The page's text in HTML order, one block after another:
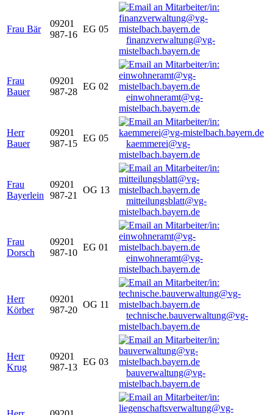
Frau Bär
09201
987-16
EG 05
finanzverwaltung@vg-
mistelbach.bayern.de
Frau
Bauer
09201
987-28
EG 02
einwohneramt@vg-
mistelbach.bayern.de
Herr
Bauer
09201
987-15
EG 05
kaemmerei@vg-
mistelbach.bayern.de
Frau
Bayerlein
09201
987-21
OG 13
mitteilungsblatt@vg-
mistelbach.bayern.de
Frau
Dorsch
09201
987-10
EG 01
einwohneramt@vg-
mistelbach.bayern.de
Herr
Körber
09201
987-20
OG 11
technische.bauverwaltung@vg-
mistelbach.bayern.de
Herr
Krug
09201
987-13
EG 03
bauverwaltung@vg-
mistelbach.bayern.de